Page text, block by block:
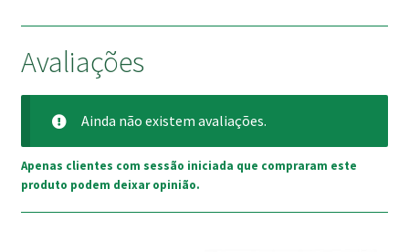
Avaliações
Ainda não existem avaliações.
Apenas clientes com sessão iniciada que compraram este
produto podem deixar opinião.